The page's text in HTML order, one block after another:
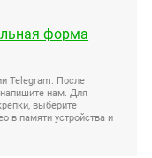
форма
Telegram. После
напишите нам. Для
выберите
в памяти устройства и